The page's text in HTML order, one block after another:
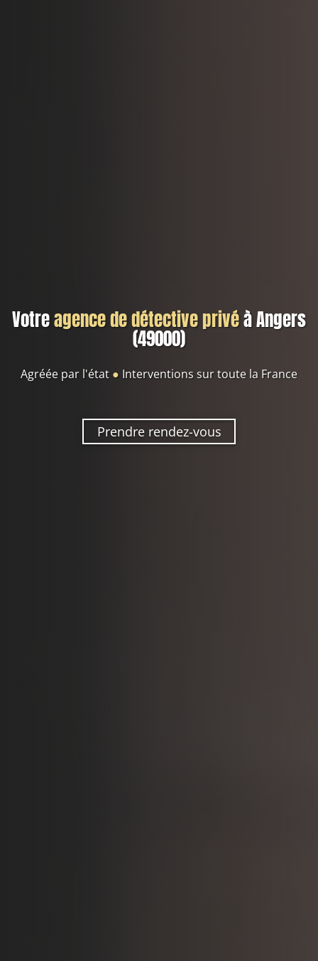
Votreagence de détective privéà Angers
(49000)
Agréée par l'état ● Interventions sur toute la France
Prendre rendez-vous